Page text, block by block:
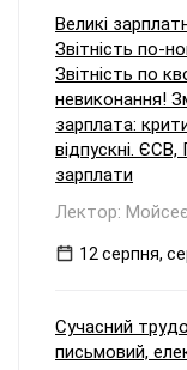
виплачується
системі? Які
податку у
виникають,
компанія є: а)
нерезидентом?
Великі
Звітність по-
Звітність по
невиконання!
зарплата:
відпускні.
зарплати
Лектор:
12 серпня,
Сучасний
письмовий,